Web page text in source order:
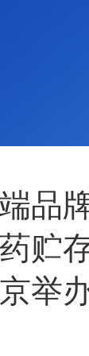
品
贮
举